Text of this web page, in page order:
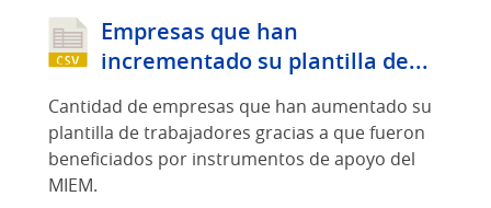
Empresas que han
incrementado su plantilla de...
Cantidad de empresas que han aumentado su
plantilla de trabajadores gracias a que fueron
beneficiados por instrumentos de apoyo del
MIEM.